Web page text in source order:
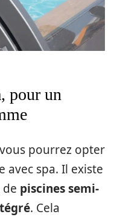
pour un
pourrez opter
avec spa. Il existe
piscines semi-
. Cela